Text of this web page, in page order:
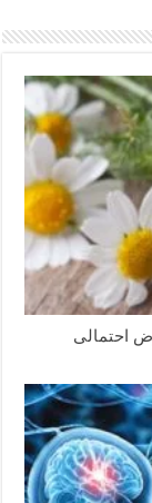
احتمالی